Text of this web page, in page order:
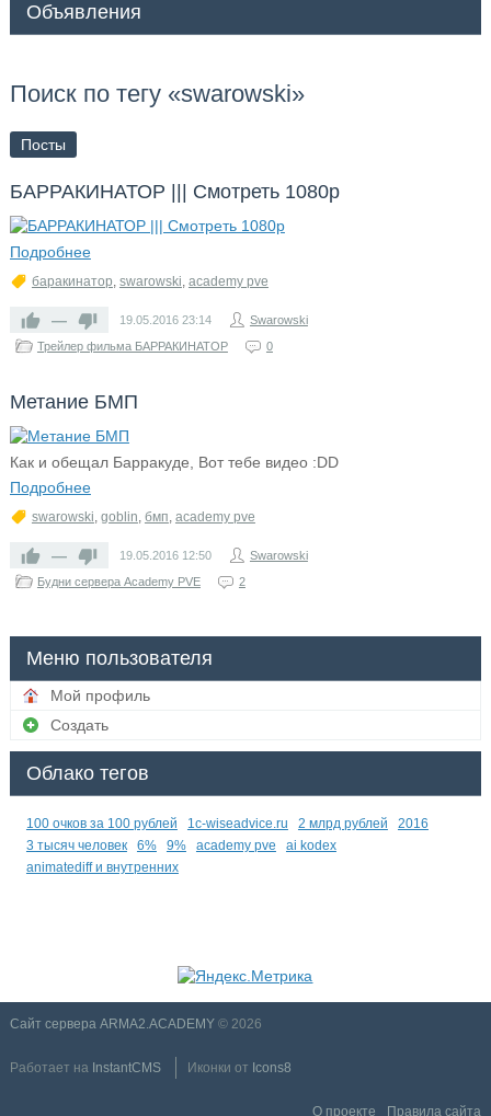
Объявления
Поиск по тегу «swarowski»
Посты
БАРРАКИНАТОР ||| Cмотреть 1080p
Подробнее
баракинатор, swarowski, academy pve
— 19.05.2016 23:14
Swarowski
Трейлер фильма БАРРАКИНАТОР
0
Метание БМП
Как и обещал Барракуде, Вот тебе видео :DD
Подробнее
swarowski, goblin, бмп, academy pve
— 19.05.2016 12:50
Swarowski
Будни сервера Academy PVE
2
Меню пользователя
Мой профиль
Создать
Облако тегов
100 очков за 100 рублей 1c-wiseadvice.ru 2 млрд рублей
2016
3 тысяч человек
6% 9% academy pve
ai kodex
animatediff и внутренних
Сайт сервера ARMA2.ACADEMY© 2026
Работает на InstantCMS Иконки от Icons8
О проекте Правила сайта